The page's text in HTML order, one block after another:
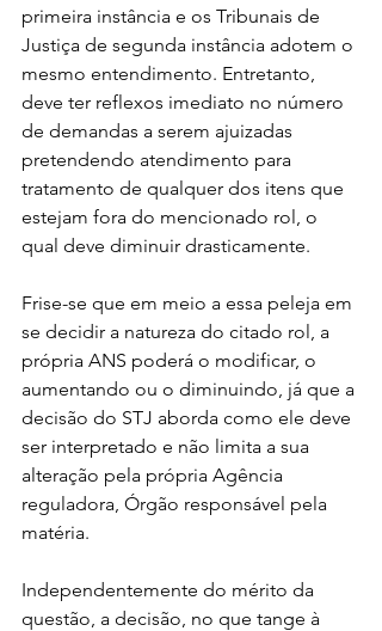
primeira instância e os Tribunais de
Justiça de segunda instância adotem o
mesmo entendimento. Entretanto,
deve ter reflexos imediato no número
de demandas a serem ajuizadas
pretendendo atendimento para
tratamento de qualquer dos itens que
estejam fora do mencionado rol, o
qual deve diminuir drasticamente.
Frise-se que em meio a essa peleja em
se decidir a natureza do citado rol, a
própria ANS poderá o modificar, o
aumentando ou o diminuindo, já que a
decisão do STJ aborda como ele deve
ser interpretado e não limita a sua
alteração pela própria Agência
reguladora, Órgão responsável pela
matéria.
Independentemente do mérito da
questão, a decisão, no que tange à